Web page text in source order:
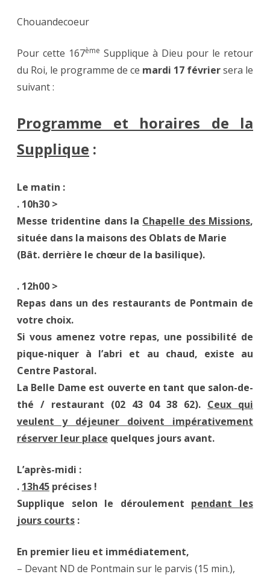
Chouandecoeur
Pour cette 167ème Supplique à Dieu pour le retour
du Roi, le programme de ce mardi 17 févriersera le
suivant :
Programme et horaires de la
Supplique :
Le matin :
. 10h30 >
Messe tridentine dans la Chapelle des Missions,
située dans la maisons des Oblats de Marie
(Bât. derrière le chœur de la basilique).
. 12h00 >
Repas dans un des restaurants de Pontmain de
votre choix.
Si vous amenez votre repas, une possibilité de
pique-niquer à l’abri et au chaud, existe au
Centre Pastoral.
La Belle Dame est ouverte en tant que salon-de-
thé / restaurant (02 43 04 38 62). Ceux qui
veulent y déjeuner doivent impérativement
réserver leur place quelques jours avant.
L’après-midi :
. 13h45 précises !
Supplique selon le déroulement pendant les
jours courts :
En premier lieu et immédiatement,
– Devant ND de Pontmain sur le parvis (15 min.),